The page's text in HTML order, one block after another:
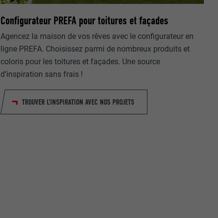
Configurateur PREFA pour toitures et façades
Agencez la maison de vos rêves avec le configurateur en
ligne PREFA. Choisissez parmi de nombreux produits et
coloris pour les toitures et façades. Une source
d’inspiration sans frais !
TROUVER L'INSPIRATION AVEC NOS PROJETS
Ne
Suivez-